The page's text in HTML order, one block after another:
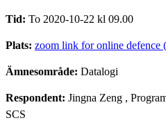
Tid: To 2020-10-22 kl 09.00
Plats: zoom link for online defence
Ämnesområde: Datalogi
Respondent: Jingna Zeng ,
SCS